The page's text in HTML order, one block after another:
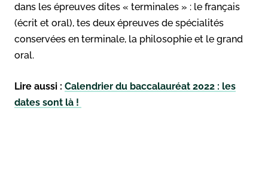
dans les épreuves dites « terminales » : le français
(écrit et oral), tes deux épreuves de spécialités
conservées en terminale, la philosophie et le grand
oral.
Lire aussi : Calendrier du baccalauréat 2022 : les
dates sont là !